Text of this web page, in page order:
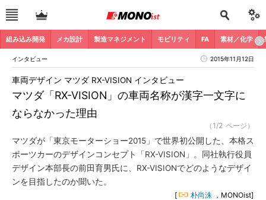
組み込み開発 メカ設計 製造マネジメント モビリティ FA 素材／化学
インタビュー 2015年11月12日
マツダ「RX-VISION」の車両名称が漢字一文字に
ならなかった理由
車両デザイン マツダ RX-VISION インタビュー
（1/2 ページ）
マツダが「東京モーターショー2015」で世界初公開した、本格ス
ポーツカーのデザインコンセプト「RX-VISION」。同社執行役員
デザイン本部長の前田育男氏に、RX-VISIONでどのようなデザイ
ンを目指したのか聞いた。
[ 朴尚洙 ，MONOist]